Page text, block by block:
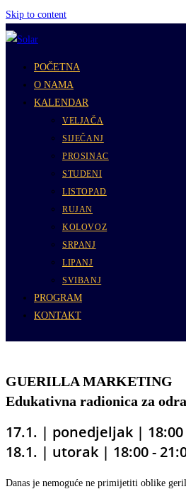
Skip to content
POČETNA
O NAMA
KALENDAR
VELJAČA
SIJEČANJ
PROSINAC
STUDENI
LISTOPAD
RUJAN
KOLOVOZ
SRPANJ
LIPANJ
SVIBANJ
PROGRAM
KONTAKT
GUERILLA MARKETING
Edukativna radionica za
17.1. | ponedjeljak | 18
18.1. | utorak | 18:00 -
Danas je nemoguće ne primijetiti oblike